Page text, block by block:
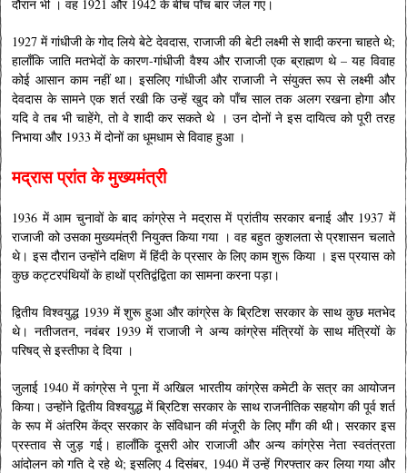
दौरान भी । वह 1921 और 1942 के बीच पाँच बार जेल गए।
1927 में गांधीजी के गोद लिये बेटे देवदास, राजाजी की बेटी लक्ष्मी से शादी करना चाहते थे;
हालाँकि जाति मतभेदों के कारण-गांधीजी वैश्य और राजाजी एक ब्राह्मण थे – यह विवाह
कोई आसान काम नहीं था। इसलिए गांधीजी और राजाजी ने संयुक्त रूप से लक्ष्मी और
देवदास के सामने एक शर्त रखी कि उन्हें खुद को पाँच साल तक अलग रखना होगा और
यदि वे तब भी चाहेंगे, तो वे शादी कर सकते थे । उन दोनों ने इस दायित्व को पूरी तरह
निभाया और 1933 में दोनों का धूमधाम से विवाह हुआ ।
मद्रास प्रांत के मुख्यमंत्री
1936 में आम चुनावों के बाद कांग्रेस ने मद्रास में प्रांतीय सरकार बनाई और 1937 में
राजाजी को उसका मुख्यमंत्री नियुक्त किया गया । वह बहुत कुशलता से प्रशासन चलाते
थे। इस दौरान उन्होंने दक्षिण में हिंदी के प्रसार के लिए काम शुरू किया । इस प्रयास को
कुछ कट्टरपंथियों के हाथों प्रतिद्वंद्विता का सामना करना पड़ा।
द्वितीय विश्वयुद्ध 1939 में शुरू हुआ और कांग्रेस के ब्रिटिश सरकार के साथ कुछ मतभेद
थे। नतीजतन, नवंबर 1939 में राजाजी ने अन्य कांग्रेस मंत्रियों के साथ मंत्रियों के
परिषद् से इस्तीफा दे दिया ।
जुलाई 1940 में कांग्रेस ने पूना में अखिल भारतीय कांग्रेस कमेटी के सत्र का आयोजन
किया। उन्होंने द्वितीय विश्वयुद्ध में ब्रिटिश सरकार के साथ राजनीतिक सहयोग की पूर्व शर्त
के रूप में अंतरिम केंद्र सरकार के संविधान की मंजूरी के लिए माँग की थी। सरकार इस
प्रस्ताव से जुड़ गई। हालाँकि दूसरी ओर राजाजी और अन्य कांग्रेस नेता स्वतंत्रता
आंदोलन को गति दे रहे थे; इसलिए 4 दिसंबर, 1940 में उन्हें गिरफ्तार कर लिया गया और